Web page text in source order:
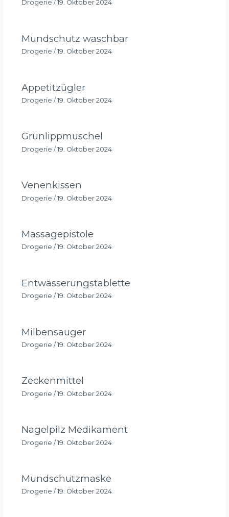
Drogerie / 19. Oktober 2024
Mundschutz waschbar
Drogerie / 19. Oktober 2024
Appetitzügler
Drogerie / 19. Oktober 2024
Grünlippmuschel
Drogerie /19. Oktober 2024
Venenkissen
Drogerie /19. Oktober 2024
Massagepistole
Drogerie / 19. Oktober 2024
Entwässerungstablette
Drogerie / 19. Oktober 2024
Milbensauger
Drogerie / 19. Oktober 2024
Zeckenmittel
Drogerie / 19. Oktober 2024
Nagelpilz Medikament
Drogerie /19. Oktober 2024
Mundschutzmaske
Drogerie / 19. Oktober 2024